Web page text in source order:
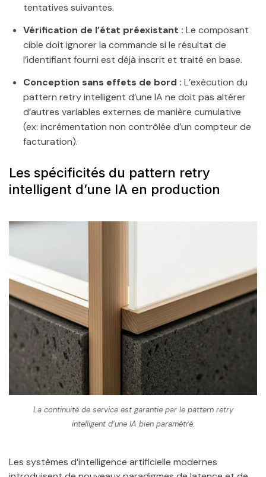
tentatives suivantes.
Vérification de l’état préexistant : Le composant
cible doit ignorer la commande si le résultat de
l’identifiant fourni est déjà inscrit et traité en base.
Conception sans effets de bord : L’exécution du
pattern retry intelligent d’une IA ne doit pas altérer
d’autres variables externes de manière cumulative
(ex: incrémentation non contrôlée d’un compteur de
facturation).
Les spécificités du pattern retry
intelligent d’une IA en production
La continuité de service est garantie par le pattern retry
intelligent d’une IA bien paramétré.
Les systèmes d’intelligence artificielle modernes